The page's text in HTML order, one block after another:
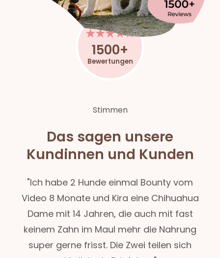
★★★★★
1500+
Bewertungen
Stimmen
Das sagen unsere
Kundinnen und Kunden
"Ich habe 2 Hunde einmal Bounty vom
Video 8 Monate und Kira eine Chihuahua
Dame mit 14 Jahren, die auch mit fast
keinem Zahn im Maul mehr die Nahrung
super gerne frisst. Die Zwei teilen sich